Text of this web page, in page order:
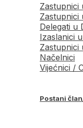
Zastupnici
Zastupnici
Delegati u
Izaslanici
Zastupnici
Načelnici
Vijećnici /
Postani